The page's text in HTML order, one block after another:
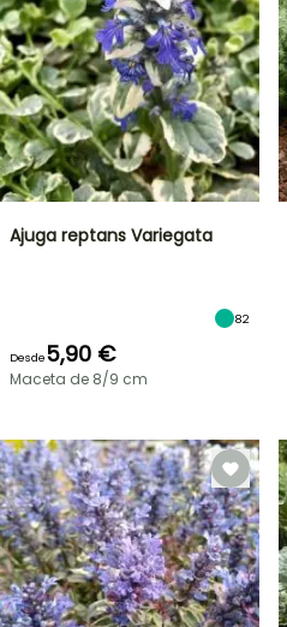
Ajuga reptans Variegata
82
Desde5,90 €
Maceta de 8/9 cm